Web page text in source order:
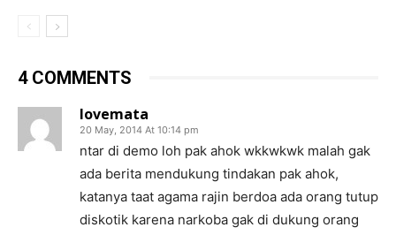
4 COMMENTS
lovemata
20 May, 2014 At 10:14 pm
ntar di demo loh pak ahok wkkwkwk malah gak
ada berita mendukung tindakan pak ahok,
katanya taat agama rajin berdoa ada orang tutup
diskotik karena narkoba gak di dukung orang